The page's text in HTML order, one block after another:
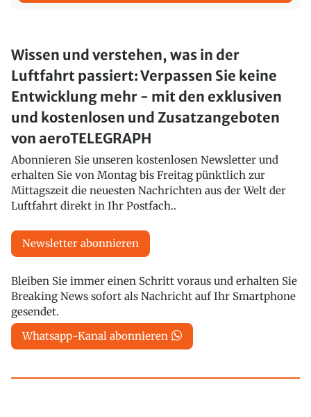
Wissen und verstehen, was in der
Luftfahrt passiert: Verpassen Sie keine
Entwicklung mehr - mit den exklusiven
und kostenlosen und Zusatzangeboten
von aeroTELEGRAPH
Abonnieren Sie unseren kostenlosen Newsletter und
erhalten Sie von Montag bis Freitag pünktlich zur
Mittagszeit die neuesten Nachrichten aus der Welt der
Luftfahrt direkt in Ihr Postfach..
Newsletter abonnieren
Bleiben Sie immer einen Schritt voraus und erhalten Sie
Breaking News sofort als Nachricht auf Ihr Smartphone
gesendet.
Whatsapp-Kanal abonnieren